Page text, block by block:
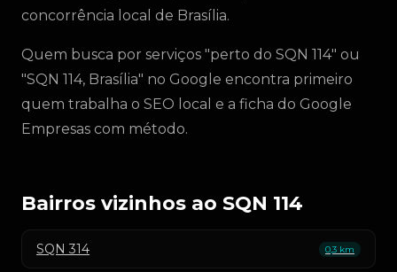
concorrência local de Brasília.
Quem busca por serviços "perto do SQN 114" ou
"SQN 114, Brasília" no Google encontra primeiro
quem trabalha o SEO local e a ficha do Google
Empresas com método.
Bairros vizinhos ao SQN 114
SQN 314 0,3 km